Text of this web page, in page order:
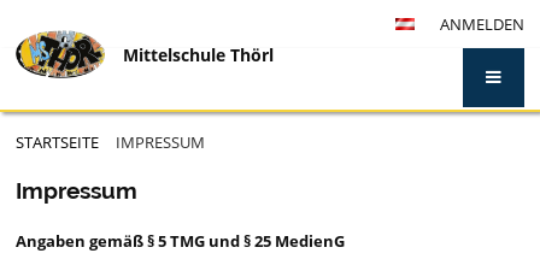
ANMELDEN
Mittelschule Thörl
STARTSEITE IMPRESSUM
Impressum
Impressum
Angaben gemäß § 5 TMG und § 25 MedienG